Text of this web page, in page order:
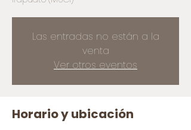
Las entradas no están a la
venta
Ver otros eventos
Horario y ubicación